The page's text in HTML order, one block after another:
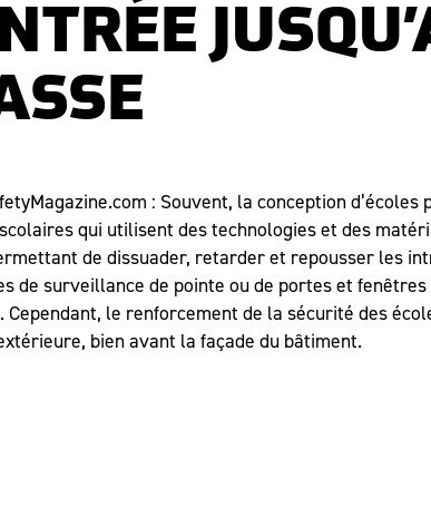
: Souvent, la conception
qui utilisent des technologies et des
de dissuader, retarder et repousser les
de surveillance de pointe ou de portes et
Cependant, le renforcement de la sécurité des
bien avant la façade du bâtiment.